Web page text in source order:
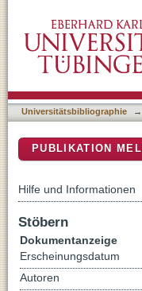
Universitätsbibliographie →
PUBLIKATION
Hilfe und Informationen
Stöbern
Dokumentanzeige
Erscheinungsdatum
Autoren